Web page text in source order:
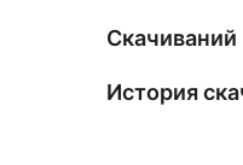
История